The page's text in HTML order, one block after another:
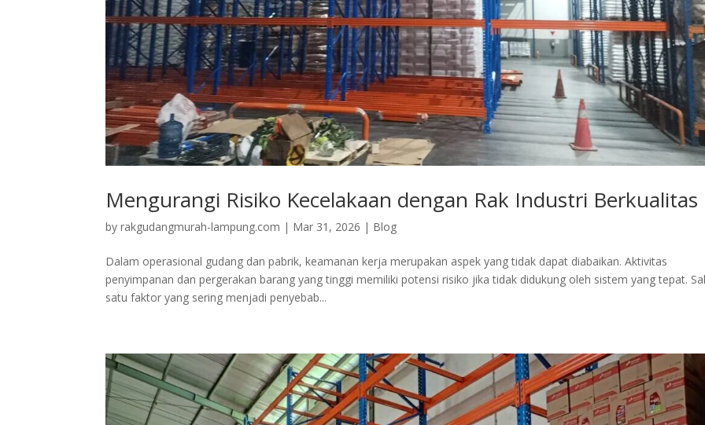
Mengurangi Risiko Kecelakaan dengan Rak Industri Berkualitas
byrakgudangmurah-lampung.com | Mar 31, 2026 | Blog
Dalam operasional gudang dan pabrik, keamanan kerja merupakan aspek yang tidak dapat diabaikan. Aktivitas
penyimpanan dan pergerakan barang yang tinggi memiliki potensi risiko jika tidak didukung oleh sistem yang tepat.
satu faktor yang sering menjadi penyebab...